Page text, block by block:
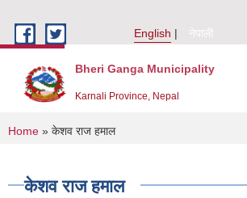
English
नेपाली
Bheri Ganga Municipality
Karnali Province, Nepal
You are here
Home » केशव राज हमाल
केशव राज हमाल